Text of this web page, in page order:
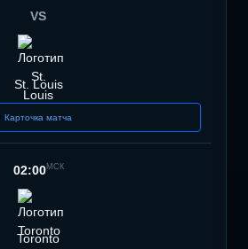
VS
St. Louis
Карточка матча
02:00МСК
Toronto